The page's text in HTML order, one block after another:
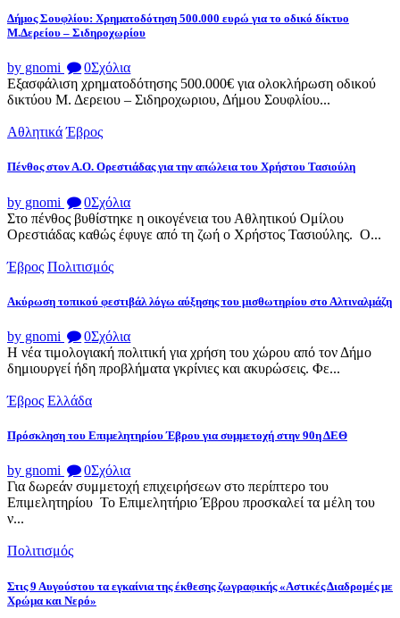
Δήμος Σουφλίου: Χρηματοδότηση 500.000 ευρώ για το οδικό δίκτυο
Μ.Δερείου – Σιδηροχωρίου
by gnomi 0Σχόλια
Εξασφάλιση χρηματοδότησης 500.000€ για ολοκλήρωση οδικού
δικτύου Μ. Δερειου – Σιδηροχωριου, Δήμου Σουφλίου...
Αθλητικά Έβρος
Πένθος στον Α.Ο. Ορεστιάδας για την απώλεια του Χρήστου Τασιούλη
by gnomi 0Σχόλια
Στο πένθος βυθίστηκε η οικογένεια του Αθλητικού Ομίλου
Ορεστιάδας καθώς έφυγε από τη ζωή ο Χρήστος Τασιούλης. Ο...
Έβρος Πολιτισμός
Ακύρωση τοπικού φεστιβάλ λόγω αύξησης του μισθωτηρίου στο Αλτιναλμάζη
by gnomi 0Σχόλια
Η νέα τιμολογιακή πολιτική για χρήση του χώρου από τον Δήμο
δημιουργεί ήδη προβλήματα γκρίνιες και ακυρώσεις. Φε...
Έβρος Ελλάδα
Πρόσκληση του Επιμελητηρίου Έβρου για συμμετοχή στην 90η ΔΕΘ
by gnomi 0Σχόλια
Για δωρεάν συμμετοχή επιχειρήσεων στο περίπτερο του
Επιμελητηρίου Το Επιμελητήριο Έβρου προσκαλεί τα μέλη του
ν...
Πολιτισμός
Στις 9 Αυγούστου τα εγκαίνια της έκθεσης ζωγραφικής «Αστικές Διαδρομές με
Χρώμα και Νερό»